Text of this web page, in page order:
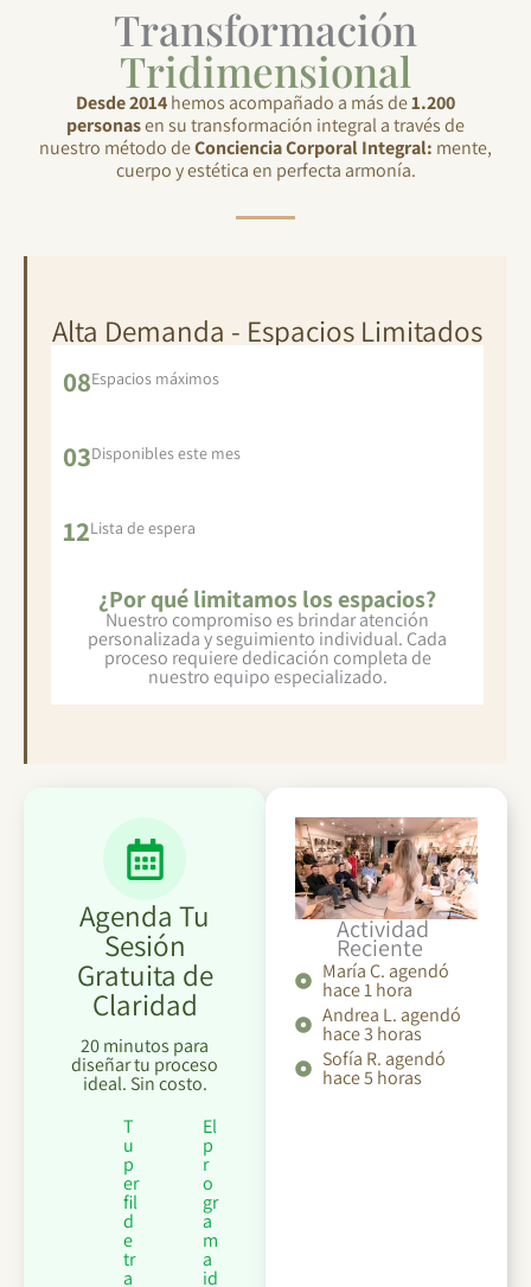
Transformación
Tridimensional
Desde 2014hemos acompañado a más de1.200
personasen su transformación integral a través de
nuestro método deConciencia Corporal Integral: mente,
cuerpo y estética en perfecta armonía.
Alta Demanda - Espacios Limitados
08Espacios máximos
03Disponibles este mes
12Lista de espera
¿Por qué limitamos los espacios?
Nuestro compromiso es brindar atención
personalizada y seguimiento individual. Cada
proceso requiere dedicación completa de
nuestro equipo especializado.
Agenda Tu
Sesión
Gratuita de
Claridad
20 minutos para
diseñar tu proceso
ideal. Sin costo.
T
u
p
er
fil
d
e
tr
a
El
p
r
o
gr
a
m
a
id
Actividad
Reciente
María C. agendó
hace 1 hora
Andrea L. agendó
hace 3 horas
Sofía R. agendó
hace 5 horas